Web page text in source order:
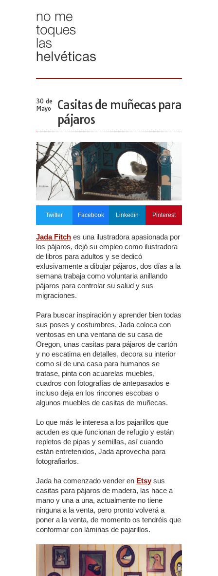
30 de
Mayo
Casitas de muñecas para
pájaros
Twitter Facebook Linkedin Pinterest
Jada Fitch es una ilustradora apasionada por
los pájaros, dejó su empleo como ilustradora
de libros para adultos y se dedicó
exlusivamente a dibujar pájaros, dos días a la
semana trabaja como voluntaria anillando
pájaros para controlar su salud y sus
migraciones.
Para buscar inspiración y aprender bien todas
sus poses y costumbres, Jada coloca con
ventosas en una ventana de su casa de
Oregon, unas casitas para pájaros de cartón
y no escatima en detalles, decora su interior
como si de una casa para humanos se
tratase, pinta con acuarelas muebles,
cuadros con fotografías de antepasados e
incluso deja en los rincones escobas o
algunos muebles de casitas de muñecas.
Lo que más le interesa a los pajarillos que
acuden es que funcionan de refugio y están
repletos de pipas y semillas, así cuando
están entretenidos, Jada aprovecha para
fotografiarlos.
Jada ha comenzado vender en Etsysus
casitas para pájaros de madera, las hace a
mano y una a una, actualmente no tiene
ninguna a la venta, pero pronto volverá a
poner a la venta, de momento os tendréis que
conformar con láminas de pajarillos.